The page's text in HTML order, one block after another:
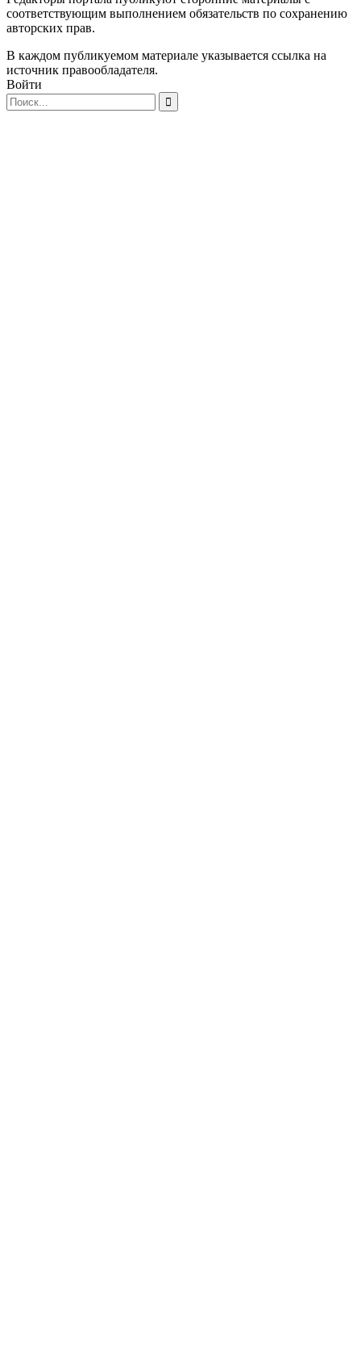
соответствующим выполнением обязательств по сохранению
авторских прав.
В каждом публикуемом материале указывается ссылка на
источник правообладателя.
Войти